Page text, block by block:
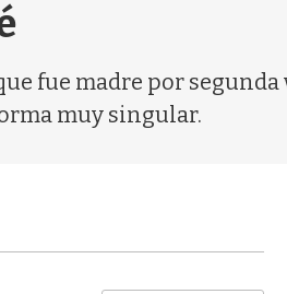
fue madre por
muy singular.